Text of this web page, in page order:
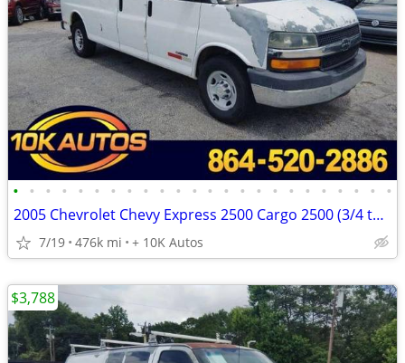
• • • • • • • • • • • • • • • • • • • • • • • •
2005 Chevrolet Chevy Express 2500 Cargo 2500 (3/4 ton)
7/19 476k mi + 10K Autos
$3,788